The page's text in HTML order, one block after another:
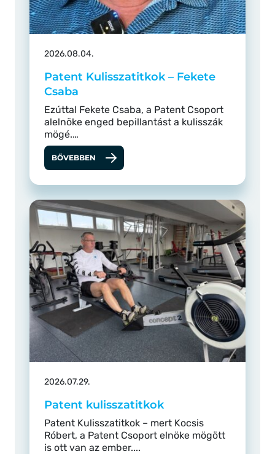
2026.08.04.
Patent Kulisszatitkok – Fekete
Csaba
Ezúttal Fekete Csaba, a Patent Csoport
alelnöke enged bepillantást a kulisszák
mögé.…
BŐVEBBEN
2026.07.29.
Patent kulisszatitkok
Patent Kulisszatitkok – mert Kocsis
Róbert, a Patent Csoport elnöke mögött
is ott van az ember....